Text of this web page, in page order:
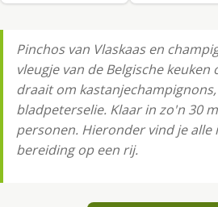
Pinchos van Vlaskaas en
vleugje van de Belgische keuken
draait om
bladpeterselie. Klaar in zo'n 30
personen. Hieronder vind je alle
bereiding op een rij.